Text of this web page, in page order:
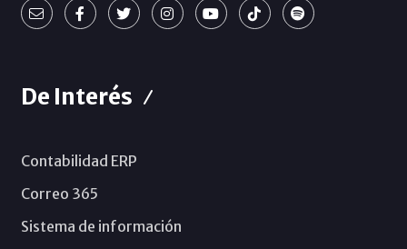
De Interés
Contabilidad ERP
Correo 365
Sistema de información